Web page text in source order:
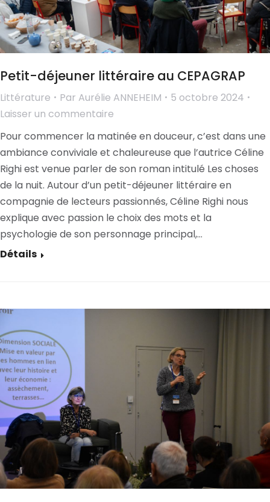
Petit-déjeuner littéraire au CEPAGRAP
Littérature Par Aurélie ANNEHEIM
5 octobre 2024
Laisser un commentaire
Pour commencer la matinée en douceur, c’est dans une
ambiance conviviale et chaleureuse que l’autrice Céline
Righi est venue parler de son roman intitulé Les choses
de la nuit. Autour d’un petit-déjeuner littéraire en
compagnie de lecteurs passionnés, Céline Righi nous
explique avec passion le choix des mots et la
psychologie de son personnage principal,…
Détails